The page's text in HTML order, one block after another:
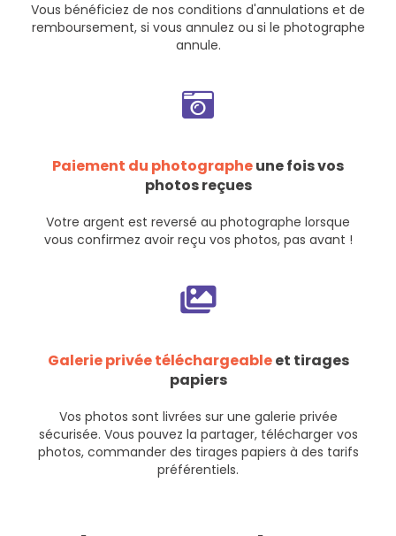
Vous bénéficiez de nos conditions d'annulations et de
remboursement, si vous annulez ou si le photographe
annule.
Paiement du photographeune fois vos
photos reçues
Votre argent est reversé au photographe lorsque
vous confirmez avoir reçu vos photos, pas avant !
Galerie privée téléchargeableet tirages
papiers
Vos photos sont livrées sur une galerie privée
sécurisée. Vous pouvez la partager, télécharger vos
photos, commander des tirages papiers à des tarifs
préférentiels.